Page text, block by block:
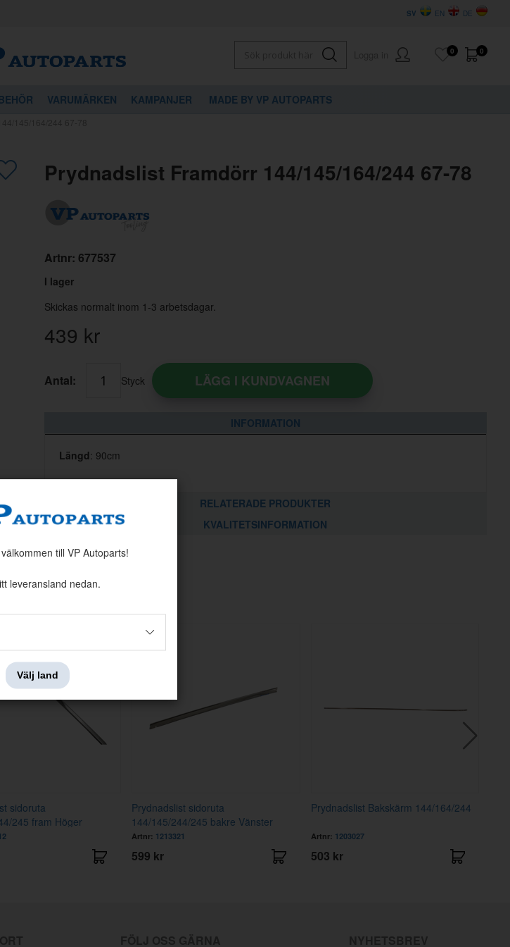
DE
EN
SV
0
0
VARUMÄRKEN KAMPANJER MADE BY VP AUTOPARTS
kan intressera dig?
Prydnadslist Framdörr 144/145/164/244 67-78
Artnr: 677537
I lager
Skickas normalt inom 1-3 arbetsdagar.
439 kr
Antal: Styck LÄGG I KUNDVAGNEN
INFORMATION
Längd: 90cm
RELATERADE PRODUKTER
KVALITETSINFORMATION
köpte även
sidoruta
245 fram Höger
Prydnadslist sidoruta
144/145/244/245 bakre Vänster
Artnr: 1213321
599 kr
Prydnadslist Bakskärm 144/164/244
Artnr: 1203027
503 kr
till VP Autoparts!
leveransland nedan.
Välj land